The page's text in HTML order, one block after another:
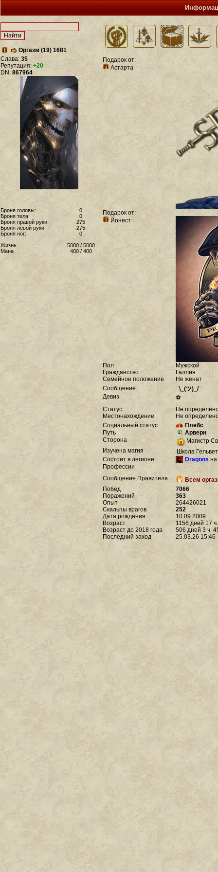
Оргазм (19) 1681
Слава: 35
Репутация: +20
DN: 867964
Броня головы:
0
Броня тела:
0
Броня правой руки:
275
Броня левой руки:
275
Броня ног:
0
Жизнь
5000 / 5000
Мана
400 / 400
Подарок от:
Астарта
Подарок от:
Йонест
Пол
Мужской
Гражданство
Галлия
Семейное положение
Не женат
Сообщение
¯\_(ツ)_/¯
Девиз
⚽
Статус
Не
Местонахождение
Не
Социальный статус
Плебс
Путь
Арверн
Сторона
Магистр
Изучена магия
Школа
Состоит в легионе
Dragons на
Профессии
Сообщение Правителя
Всем
Побед
7066
Поражений
363
Опыт
264426021
Скальпы врагов
252
Дата рождения
10.09.2009
Возраст
1156 дней 17
Возраст до 2018 года
506 дней 3 ч.
Последний заход
25.03.26 15:46